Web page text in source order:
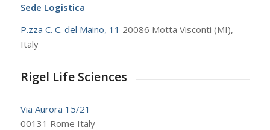
Sede Logistica
P.zza C. C. del Maino, 11 20086 Motta Visconti (MI),
Italy
Rigel Life Sciences
Via Aurora 15/21
00131 Rome Italy